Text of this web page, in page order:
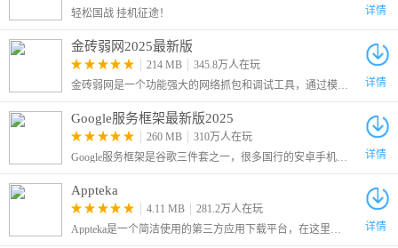
轻松国战 挂机征途！
详情
金砖弱网2025最新版
214 MB
345.8万人在玩
金砖弱网是一个功能强大的网络抓包和调试工具，通过模拟各种弱网环境，帮助确保应用程序在不同网络条件下的表现和稳定性，是开发和测试人员的一个有力辅助工具。
详情
Google服务框架最新版2025
260 MB
310万人在玩
Google服务框架是谷歌三件套之一，很多国行的安卓手机没有原生的安卓电子市场，许多软件和游戏都是需要谷歌框架才可以运行的，因此这里给大家带来了最新版的Google Services Framework
详情
Appteka
4.11 MB
281.2万人在玩
Appteka是一个简洁使用的第三方应用下载平台，在这里为大家收录了谷歌商店的大多数应用，只要不是特别冷门的，我们就可以在这里找到。
详情